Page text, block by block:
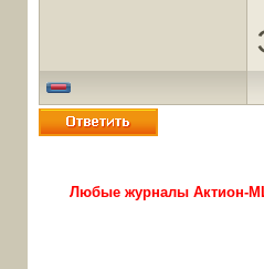
Любые журналы Актион-